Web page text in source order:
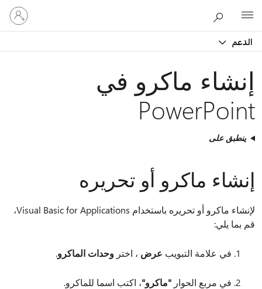
الدعم
تسجيل
الدخول
إلى
إنشاء ماكرو في
PowerPoint
ينطبق على
إنشاء ماكرو أو تحريره
لإنشاء ماكرو أو تحريره باستخدام Visual Basic for Applications،
قم بما يلي:
في علامة التبويب عرض ، اختر وحدات الماكرو.
في مربع الحوار "ماكرو"، اكتب اسما للماكرو.